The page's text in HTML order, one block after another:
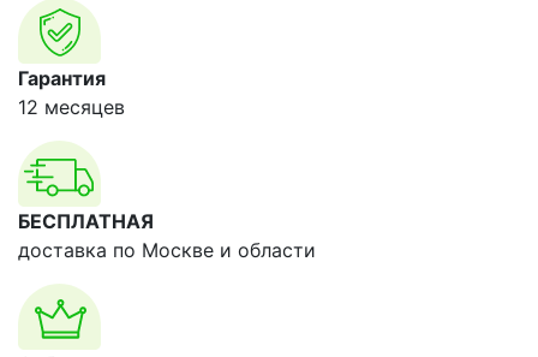
Гарантия
12 месяцев
БЕСПЛАТНАЯ
доставка по Москве и области